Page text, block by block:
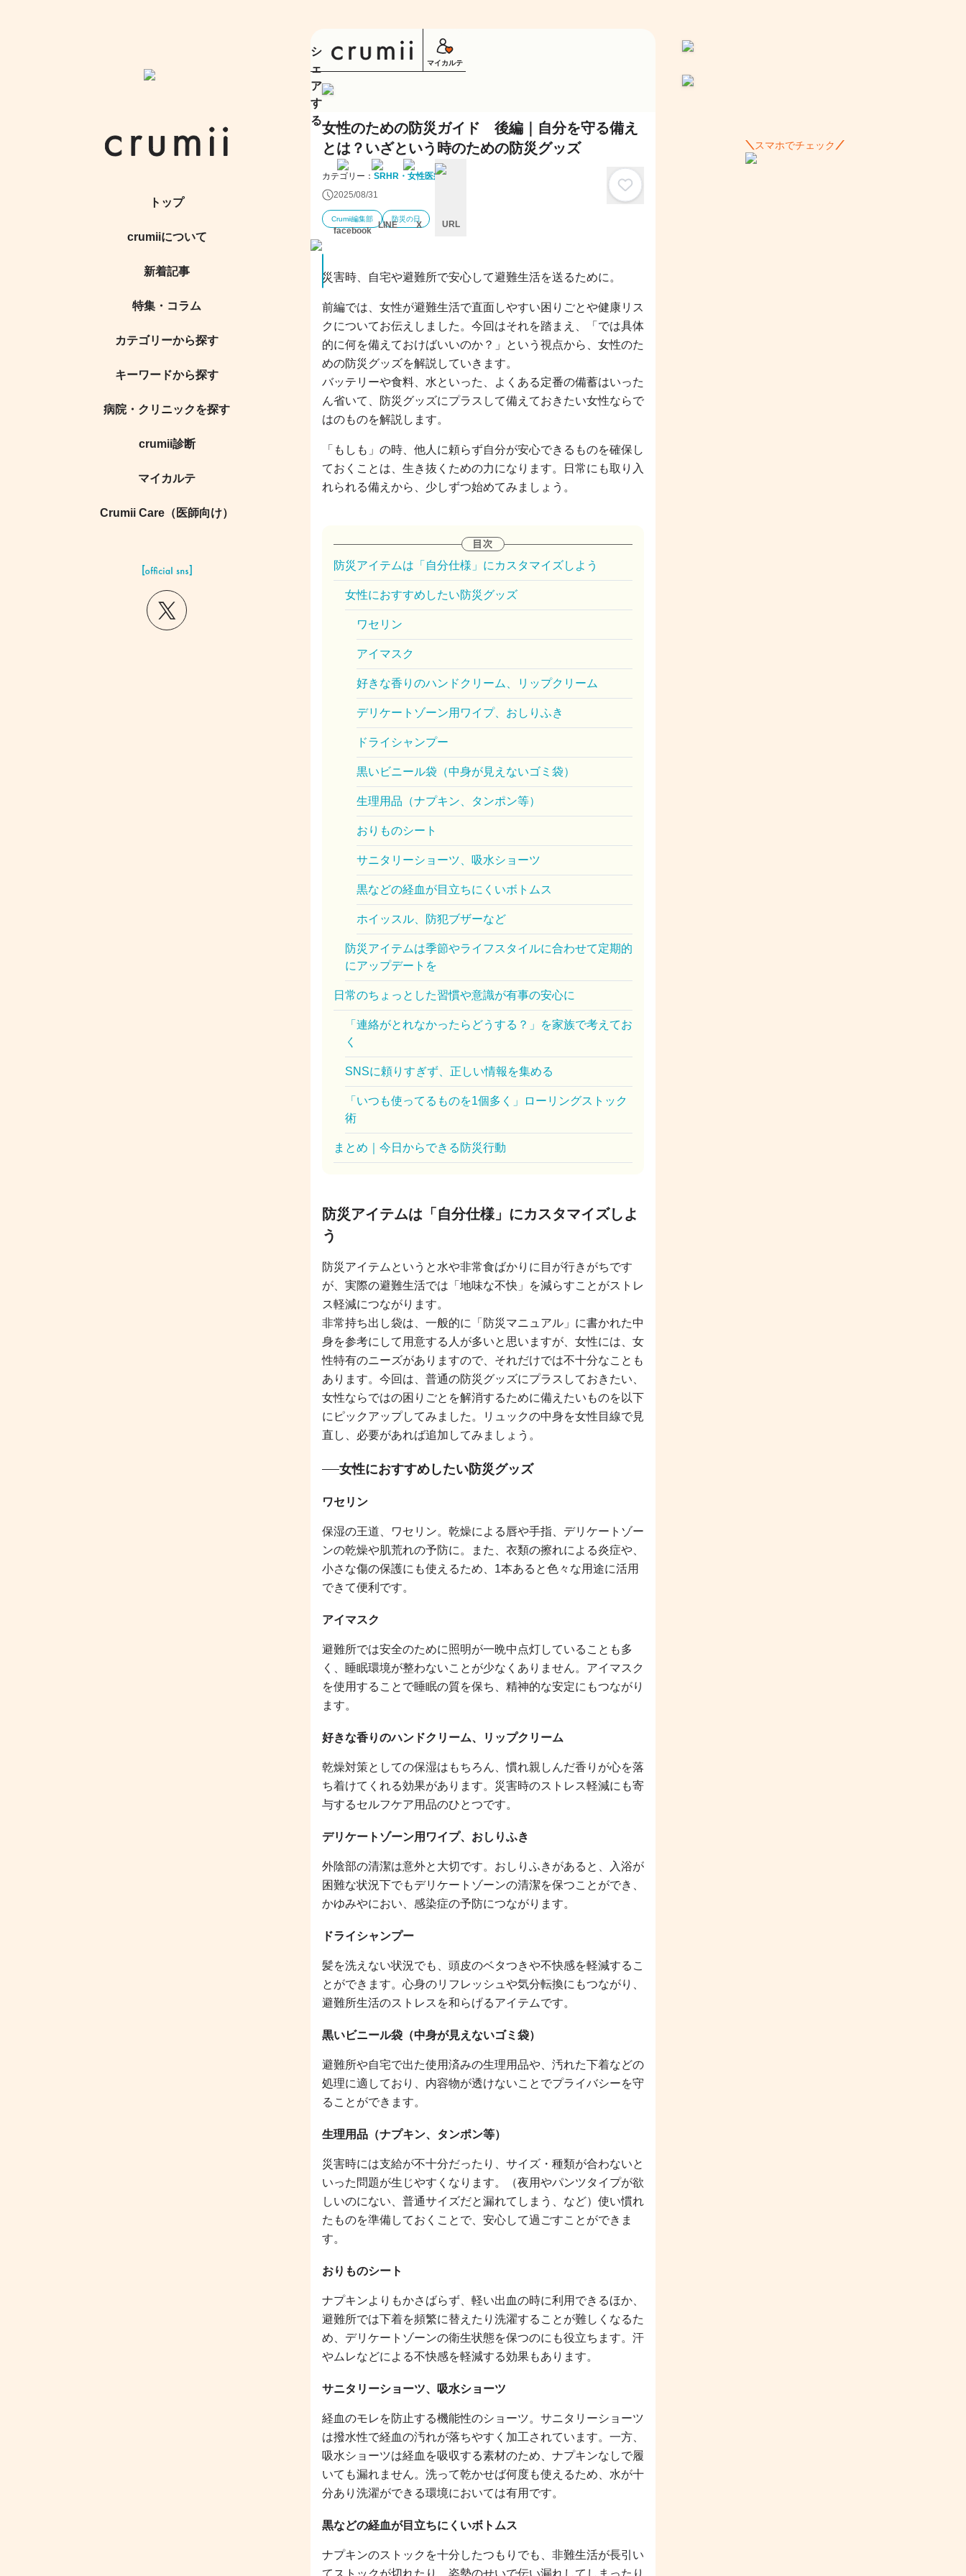
トップ
crumiiについて
新着記事
特集・コラム
カテゴリーから探す
キーワードから探す
病院・クリニックを探す
crumii診断
マイカルテ
Crumii Care（医師向け）
マイカルテ
女性のための防災ガイド 後編｜自分を守る備え
とは？いざという時のための防災グッズ
カテゴリー： SRHR・女性医療
2025/08/31
Crumii編集部 防災の日
災害時、自宅や避難所で安心して避難生活を送るために。
前編では、女性が避難生活で直面しやすい困りごとや健康リス
クについてお伝えしました。今回はそれを踏まえ、「では具体
的に何を備えておけばいいのか？」という視点から、女性のた
めの防災グッズを解説していきます。
バッテリーや食料、水といった、よくある定番の備蓄はいった
ん省いて、防災グッズにプラスして備えておきたい女性ならで
はのものを解説します。
「もしも」の時、他人に頼らず自分が安心できるものを確保し
ておくことは、生き抜くための力になります。日常にも取り入
れられる備えから、少しずつ始めてみましょう。
防災アイテムは「自分仕様」にカスタマイズしよう
女性におすすめしたい防災グッズ
ワセリン
アイマスク
好きな香りのハンドクリーム、リップクリーム
デリケートゾーン用ワイプ、おしりふき
ドライシャンプー
黒いビニール袋（中身が見えないゴミ袋）
生理用品（ナプキン、タンポン等）
おりものシート
サニタリーショーツ、吸水ショーツ
黒などの経血が目立ちにくいボトムス
ホイッスル、防犯ブザーなど
防災アイテムは季節やライフスタイルに合わせて定期的
にアップデートを
日常のちょっとした習慣や意識が有事の安心に
「連絡がとれなかったらどうする？」を家族で考えてお
く
SNSに頼りすぎず、正しい情報を集める
「いつも使ってるものを1個多く」ローリングストック
術
まとめ｜今日からできる防災行動
防災アイテムは「自分仕様」にカスタマイズしよ
う
防災アイテムというと水や非常食ばかりに目が行きがちです
が、実際の避難生活では「地味な不快」を減らすことがストレ
ス軽減につながります。
非常持ち出し袋は、一般的に「防災マニュアル」に書かれた中
身を参考にして用意する人が多いと思いますが、女性には、女
性特有のニーズがありますので、それだけでは不十分なことも
あります。今回は、普通の防災グッズにプラスしておきたい、
女性ならではの困りごとを解消するために備えたいものを以下
にピックアップしてみました。リュックの中身を女性目線で見
直し、必要があれば追加してみましょう。
女性におすすめしたい防災グッズ
ワセリン
保湿の王道、ワセリン。乾燥による唇や手指、デリケートゾー
ンの乾燥や肌荒れの予防に。また、衣類の擦れによる炎症や、
小さな傷の保護にも使えるため、1本あると色々な用途に活用
できて便利です。
アイマスク
避難所では安全のために照明が一晩中点灯していることも多
く、睡眠環境が整わないことが少なくありません。アイマスク
を使用することで睡眠の質を保ち、精神的な安定にもつながり
ます。
好きな香りのハンドクリーム、リップクリーム
乾燥対策としての保湿はもちろん、慣れ親しんだ香りが心を落
ち着けてくれる効果があります。災害時のストレス軽減にも寄
与するセルフケア用品のひとつです。
デリケートゾーン用ワイプ、おしりふき
外陰部の清潔は意外と大切です。おしりふきがあると、入浴が
困難な状況下でもデリケートゾーンの清潔を保つことができ、
かゆみやにおい、感染症の予防につながります。
ドライシャンプー
髪を洗えない状況でも、頭皮のベタつきや不快感を軽減するこ
とができます。心身のリフレッシュや気分転換にもつながり、
避難所生活のストレスを和らげるアイテムです。
黒いビニール袋（中身が見えないゴミ袋）
避難所や自宅で出た使用済みの生理用品や、汚れた下着などの
処理に適しており、内容物が透けないことでプライバシーを守
ることができます。
生理用品（ナプキン、タンポン等）
災害時には支給が不十分だったり、サイズ・種類が合わないと
いった問題が生じやすくなります。（夜用やパンツタイプが欲
しいのにない、普通サイズだと漏れてしまう、など）使い慣れ
たものを準備しておくことで、安心して過ごすことができま
す。
おりものシート
ナプキンよりもかさばらず、軽い出血の時に利用できるほか、
避難所では下着を頻繁に替えたり洗濯することが難しくなるた
め、デリケートゾーンの衛生状態を保つのにも役立ちます。汗
やムレなどによる不快感を軽減する効果もあります。
サニタリーショーツ、吸水ショーツ
経血のモレを防止する機能性のショーツ。サニタリーショーツ
は撥水性で経血の汚れが落ちやすく加工されています。一方、
吸水ショーツは経血を吸収する素材のため、ナプキンなしで履
いても漏れません。洗って乾かせば何度も使えるため、水が十
分あり洗濯ができる環境においては有用です。
黒などの経血が目立ちにくいボトムス
ナプキンのストックを十分したつもりでも、非難生活が長引い
てストックが切れたり、姿勢のせいで伝い漏れしてしまったり
シ
ェ
ア
す
る
facebook
LINE X URL
キ
ン
セ
スマホでチェック